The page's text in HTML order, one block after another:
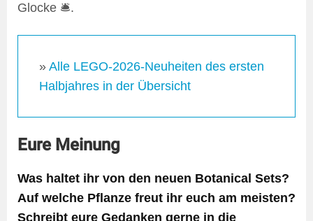
Glocke 🛎️.
» Alle LEGO-2026-Neuheiten des ersten
Halbjahres in der Übersicht
Eure Meinung
Was haltet ihr von den neuen Botanical Sets?
Auf welche Pflanze freut ihr euch am meisten?
Schreibt eure Gedanken gerne in die